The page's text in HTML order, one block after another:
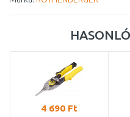
4 690 Ft